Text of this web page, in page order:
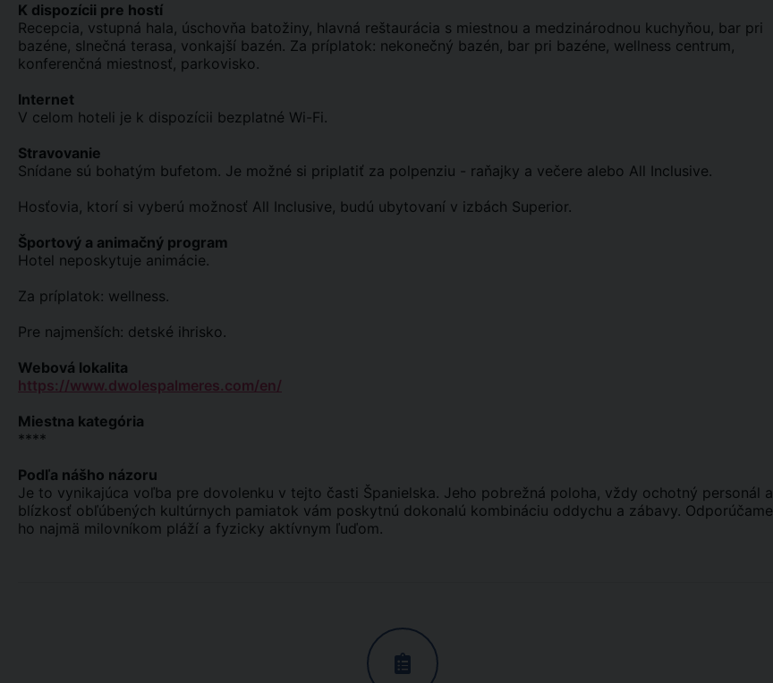
K dispozícii pre hostí
Recepcia, vstupná hala, úschovňa batožiny, hlavná reštaurácia s miestnou a medzinárodnou kuchyňou, bar pri
bazéne, slnečná terasa, vonkajší bazén. Za príplatok: nekonečný bazén, bar pri bazéne, wellness centrum,
konferenčná miestnosť, parkovisko.
Internet
V celom hoteli je k dispozícii bezplatné Wi-Fi.
Stravovanie
Snídane sú bohatým bufetom. Je možné si priplatiť za polpenziu - raňajky a večere alebo All Inclusive.
Hosťovia, ktorí si vyberú možnosť All Inclusive, budú ubytovaní v izbách Superior.
Športový a animačný program
Hotel neposkytuje animácie.
Za príplatok: wellness.
Pre najmenších: detské ihrisko.
Webová lokalita
https://www.dwolespalmeres.com/en/
Miestna kategória
****
Podľa nášho názoru
Je to vynikajúca voľba pre dovolenku v tejto časti Španielska. Jeho pobrežná poloha, vždy ochotný personál a
blízkosť obľúbených kultúrnych pamiatok vám poskytnú dokonalú kombináciu oddychu a zábavy. Odporúčame
ho najmä milovníkom pláží a fyzicky aktívnym ľuďom.